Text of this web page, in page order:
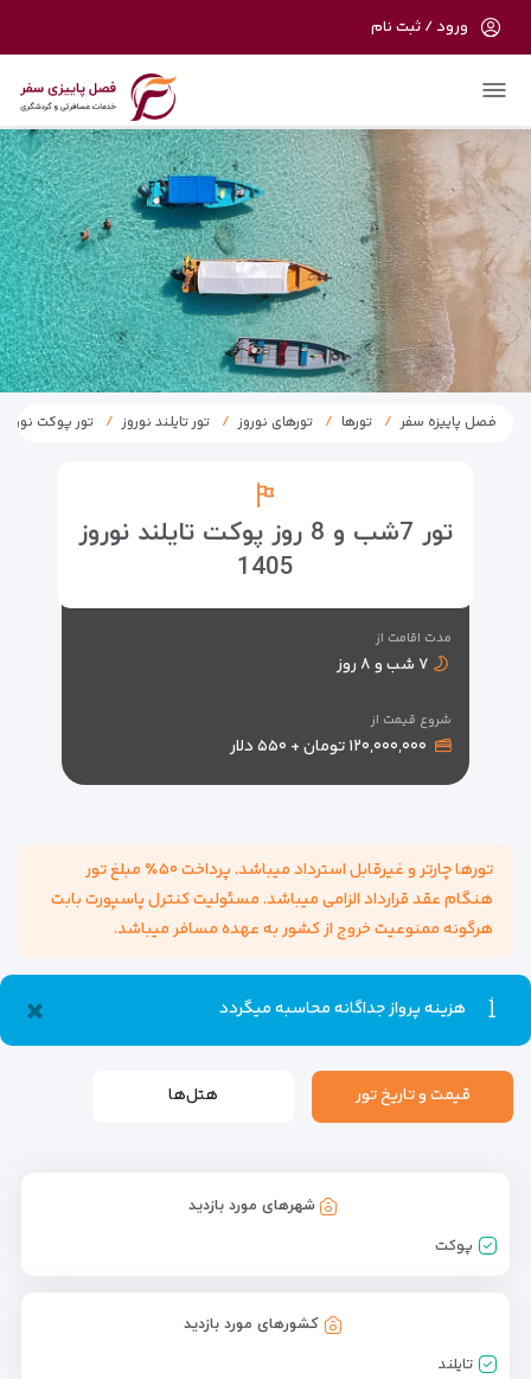
ورود / ثبت نام
در حال حاضر ارتباط با سرور قطع می باشد
لطفا دقایقی بعد مجددا تلاش کنید.
فصل پاییزه سفر تورها تورهای نوروز تور تایلند نوروز تور پوکت نوروز 1405
تور 7شب و 8 روز پوکت تایلند نوروز
1405
مدت اقامت از
۷ شب و ۸ روز
شروع قیمت از
۱۲۰,۰۰۰,۰۰۰ تومان + ۵۵۰ دلار
تورها چارتر و غیرقابل استرداد میباشد. پرداخت ۵۰٪ مبلغ تور
هنگام عقد قرارداد الزامی میباشد. مسئولیت کنترل پاسپورت بابت
هرگونه ممنوعیت خروج از کشور به عهده مسافر میباشد.
× هزینه پرواز جداگانه محاسبه میگردد
قیمت و تاریخ تور هتل‌ها
شهرهای مورد بازدید
پوکت
کشورهای مورد بازدید
تایلند